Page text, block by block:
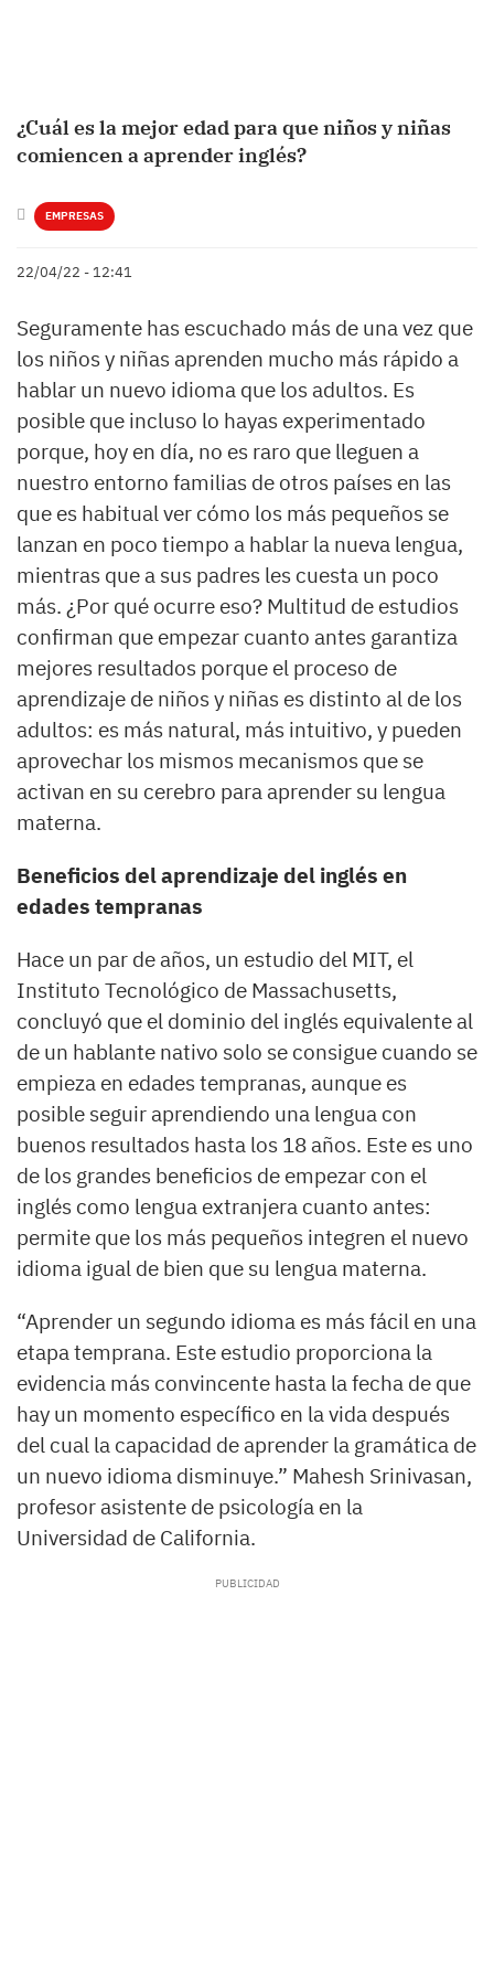
¿Cuál es la mejor edad para que niños y niñas
comiencen a aprender inglés?
EMPRESAS
22/04/22 - 12:41
Seguramente has escuchado más de una vez que
los niños y niñas aprenden mucho más rápido a
hablar un nuevo idioma que los adultos. Es
posible que incluso lo hayas experimentado
porque, hoy en día, no es raro que lleguen a
nuestro entorno familias de otros países en las
que es habitual ver cómo los más pequeños se
lanzan en poco tiempo a hablar la nueva lengua,
mientras que a sus padres les cuesta un poco
más. ¿Por qué ocurre eso? Multitud de estudios
confirman que empezar cuanto antes garantiza
mejores resultados porque el proceso de
aprendizaje de niños y niñas es distinto al de los
adultos: es más natural, más intuitivo, y pueden
aprovechar los mismos mecanismos que se
activan en su cerebro para aprender su lengua
materna.
Beneficios del aprendizaje del inglés en
edades tempranas
Hace un par de años, un estudio del MIT, el
Instituto Tecnológico de Massachusetts,
concluyó que el dominio del inglés equivalente al
de un hablante nativo solo se consigue cuando se
empieza en edades tempranas, aunque es
posible seguir aprendiendo una lengua con
buenos resultados hasta los 18 años. Este es uno
de los grandes beneficios de empezar con el
inglés como lengua extranjera cuanto antes:
permite que los más pequeños integren el nuevo
idioma igual de bien que su lengua materna.
“Aprender un segundo idioma es más fácil en una
etapa temprana. Este estudio proporciona la
evidencia más convincente hasta la fecha de que
hay un momento específico en la vida después
del cual la capacidad de aprender la gramática de
un nuevo idioma disminuye.” Mahesh Srinivasan,
profesor asistente de psicología en la
Universidad de California.